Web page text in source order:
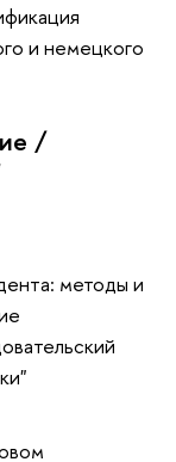
и немецкого
/
методы и